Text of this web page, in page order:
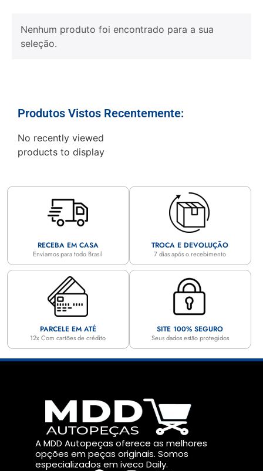
Nenhum produto foi encontrado para a sua
seleção.
Produtos Vistos Recentemente:
No recently viewed
products to display
RECEBA EM CASA
Enviamos para todo Brasil
TROCA E DEVOLUÇÃO
7 dias após o recebimento
PARCELE EM ATÉ
12x Com cartões de crédito
SITE 100% SEGURO
Seus dados estão protegidos
A MDD Autopeças oferece as melhores
opções em peças originais. Somos
especializados em iveco Daily.